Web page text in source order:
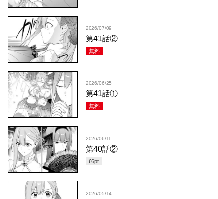
2026/07/09
第41話②
無料
2026/06/25
第41話①
無料
2026/06/11
第40話②
66pt
2026/05/14